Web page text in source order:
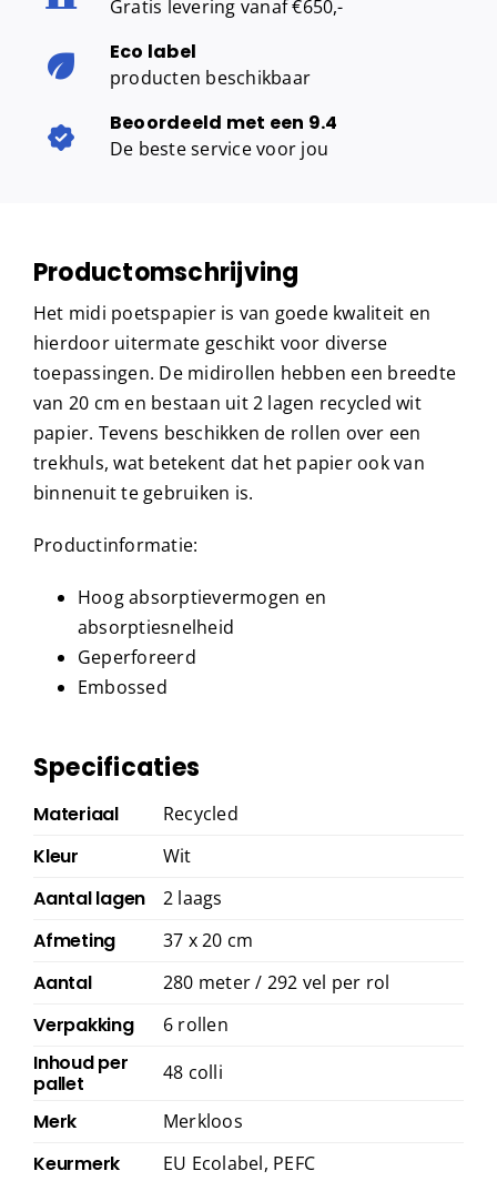
Gratis levering vanaf €650,-
Eco label
producten beschikbaar
Beoordeeld met een 9.4
De beste service voor jou
Productomschrijving
Het midi poetspapier is van goede kwaliteit en
hierdoor uitermate geschikt voor diverse
toepassingen. De midirollen hebben een breedte
van 20 cm en bestaan uit 2 lagen recycled wit
papier. Tevens beschikken de rollen over een
trekhuls, wat betekent dat het papier ook van
binnenuit te gebruiken is.
Productinformatie:
Hoog absorptievermogen en
absorptiesnelheid
Geperforeerd
Embossed
Specificaties
Materiaal Recycled
Kleur Wit
Aantal lagen 2 laags
Afmeting 37 x 20 cm
Aantal 280 meter / 292 vel per rol
Verpakking 6 rollen
Inhoud per
pallet
48 colli
Merk Merkloos
Keurmerk EU Ecolabel, PEFC